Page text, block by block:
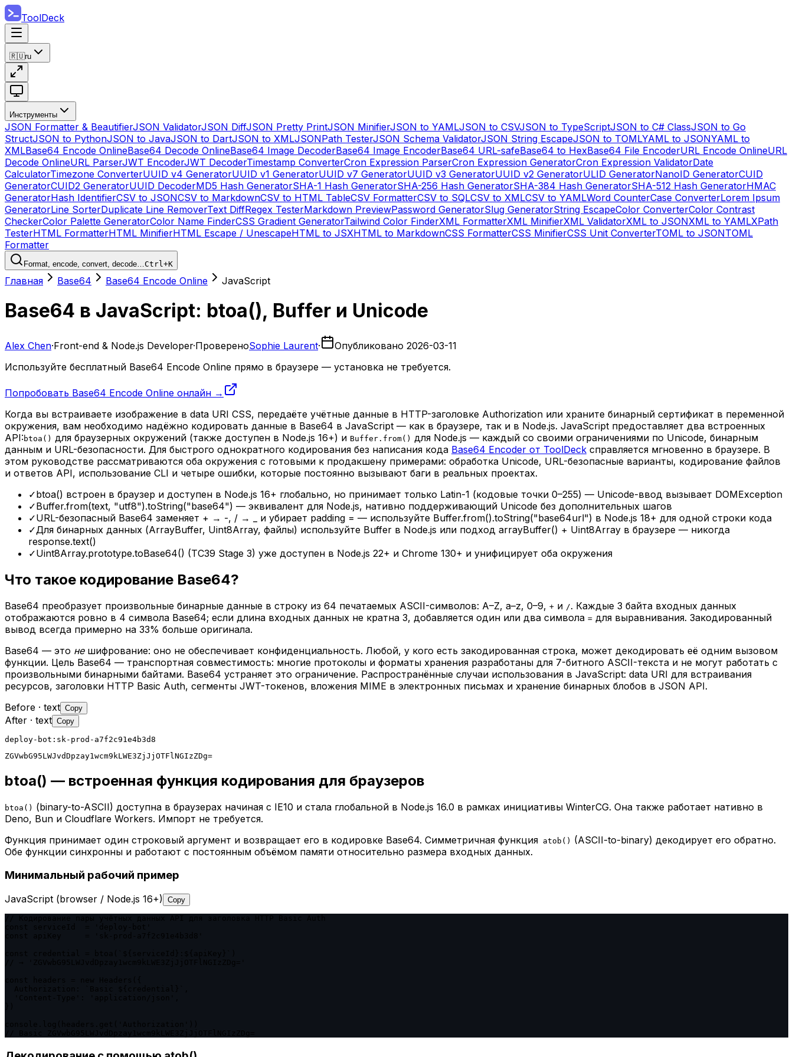
ToolDeck
🇷🇺ru
Инструменты
JSON Formatter & BeautifierJSON ValidatorJSON DiffJSON Pretty PrintJSON MinifierJSON to YAMLJSON to CSVJSON to TypeScriptJSON to C# ClassJSON to Go
StructJSON to PythonJSON to JavaJSON to DartJSON to XMLJSONPath TesterJSON Schema ValidatorJSON String EscapeJSON to TOMLYAML to JSONYAML to
XMLBase64 Encode OnlineBase64 Decode OnlineBase64 Image DecoderBase64 Image EncoderBase64 URL-safeBase64 to HexBase64 File EncoderURL Encode OnlineURL
Decode OnlineURL ParserJWT EncoderJWT DecoderTimestamp ConverterCron Expression ParserCron Expression GeneratorCron Expression ValidatorDate
CalculatorTimezone ConverterUUID v4 GeneratorUUID v1 GeneratorUUID v7 GeneratorUUID v3 GeneratorUUID v2 GeneratorULID GeneratorNanoID GeneratorCUID
GeneratorCUID2 GeneratorUUID DecoderMD5 Hash GeneratorSHA-1 Hash GeneratorSHA-256 Hash GeneratorSHA-384 Hash GeneratorSHA-512 Hash GeneratorHMAC
GeneratorHash IdentifierCSV to JSONCSV to MarkdownCSV to HTML TableCSV FormatterCSV to SQLCSV to XMLCSV to YAMLWord CounterCase ConverterLorem Ipsum
GeneratorLine SorterDuplicate Line RemoverText DiffRegex TesterMarkdown PreviewPassword GeneratorSlug GeneratorString EscapeColor ConverterColor Contrast
CheckerColor Palette GeneratorColor Name FinderCSS Gradient GeneratorTailwind Color FinderXML FormatterXML MinifierXML ValidatorXML to JSONXML to YAMLXPath
TesterHTML FormatterHTML MinifierHTML Escape / UnescapeHTML to JSXHTML to MarkdownCSS FormatterCSS MinifierCSS Unit ConverterTOML to JSONTOML
Formatter
Format, encode, convert, decode…Ctrl+K
Главная Base64 Base64 Encode Online JavaScript
Base64 в JavaScript: btoa(), Buffer и Unicode
Alex Chen·Front-end & Node.js Developer·ПровереноSophie Laurent· Опубликовано 2026-03-11
Используйте бесплатный Base64 Encode Online прямо в браузере — установка не требуется.
Попробовать Base64 Encode Online онлайн →
Когда вы встраиваете изображение в data URI CSS, передаёте учётные данные в HTTP-заголовке Authorization или храните бинарный сертификат в переменной
окружения, вам необходимо надёжно кодировать данные в Base64 в JavaScript — как в браузере, так и в Node.js. JavaScript предоставляет два встроенных
API: btoa() для браузерных окружений (также доступен в Node.js 16+) и Buffer.from() для Node.js — каждый со своими ограничениями по Unicode, бинарным
данным и URL-безопасности. Для быстрого однократного кодирования без написания кода Base64 Encoder от ToolDeck справляется мгновенно в браузере. В
этом руководстве рассматриваются оба окружения с готовыми к продакшену примерами: обработка Unicode, URL-безопасные варианты, кодирование файлов
и ответов API, использование CLI и четыре ошибки, которые постоянно вызывают баги в реальных проектах.
✓btoa() встроен в браузер и доступен в Node.js 16+ глобально, но принимает только Latin-1 (кодовые точки 0–255) — Unicode-ввод вызывает DOMException
✓Buffer.from(text, "utf8").toString("base64") — эквивалент для Node.js, нативно поддерживающий Unicode без дополнительных шагов
✓URL-безопасный Base64 заменяет + → -, / → _ и убирает padding = — используйте Buffer.from().toString("base64url") в Node.js 18+ для одной строки кода
✓Для бинарных данных (ArrayBuffer, Uint8Array, файлы) используйте Buffer в Node.js или подход arrayBuffer() + Uint8Array в браузере — никогда
response.text()
✓Uint8Array.prototype.toBase64() (TC39 Stage 3) уже доступен в Node.js 22+ и Chrome 130+ и унифицирует оба окружения
Что такое кодирование Base64?
Base64 преобразует произвольные бинарные данные в строку из 64 печатаемых ASCII-символов: A–Z, a–z, 0–9, + и /. Каждые 3 байта входных данных
отображаются ровно в 4 символа Base64; если длина входных данных не кратна 3, добавляется один или два символа = для выравнивания. Закодированный
вывод всегда примерно на 33% больше оригинала.
Base64 — это нешифрование: оно не обеспечивает конфиденциальность. Любой, у кого есть закодированная строка, может декодировать её одним вызовом
функции. Цель Base64 — транспортная совместимость: многие протоколы и форматы хранения разработаны для 7-битного ASCII-текста и не могут работать с
произвольными бинарными байтами. Base64 устраняет это ограничение. Распространённые случаи использования в JavaScript: data URI для встраивания
ресурсов, заголовки HTTP Basic Auth, сегменты JWT-токенов, вложения MIME в электронных письмах и хранение бинарных блобов в JSON API.
Before · text Copy
After · text Copy
deploy-bot:sk-prod-a7f2c91e4b3d8
ZGVwbG95LWJvdDpzay1wcm9kLWE3ZjJjOTFlNGIzZDg=
btoa() — встроенная функция кодирования для браузеров
btoa() (binary-to-ASCII) доступна в браузерах начиная с IE10 и стала глобальной в Node.js 16.0 в рамках инициативы WinterCG. Она также работает нативно в
Deno, Bun и Cloudflare Workers. Импорт не требуется.
Функция принимает один строковый аргумент и возвращает его в кодировке Base64. Симметричная функция atob() (ASCII-to-binary) декодирует его обратно.
Обе функции синхронны и работают с постоянным объёмом памяти относительно размера входных данных.
Минимальный рабочий пример
JavaScript (browser / Node.js 16+) Copy